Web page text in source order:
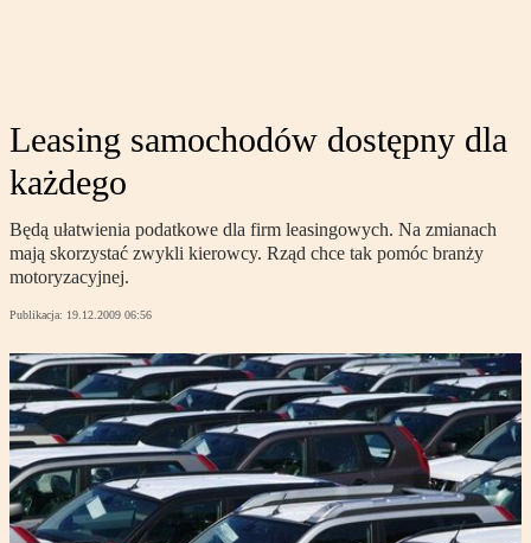
Leasing samochodów dostępny dla
każdego
Będą ułatwienia podatkowe dla firm leasingowych. Na zmianach
mają skorzystać zwykli kierowcy. Rząd chce tak pomóc branży
motoryzacyjnej.
Publikacja: 19.12.2009 06:56